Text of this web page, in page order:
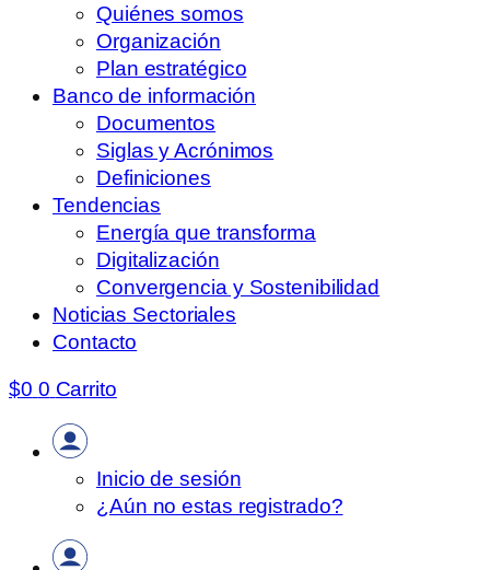
Quiénes somos
Organización
Plan estratégico
Banco de información
Documentos
Siglas y Acrónimos
Definiciones
Tendencias
Energía que transforma
Digitalización
Convergencia y Sostenibilidad
Noticias Sectoriales
Contacto
$0 0 Carrito
Inicio de sesión
¿Aún no estas registrado?